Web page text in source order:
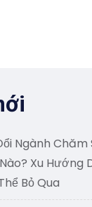
Ngành Chăm
Xu Hướng
Bỏ Qua